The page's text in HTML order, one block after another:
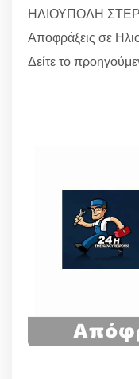
ΗΛΙΟΥΠΟΛΗ
Αποφράξεις σε
Δείτε το